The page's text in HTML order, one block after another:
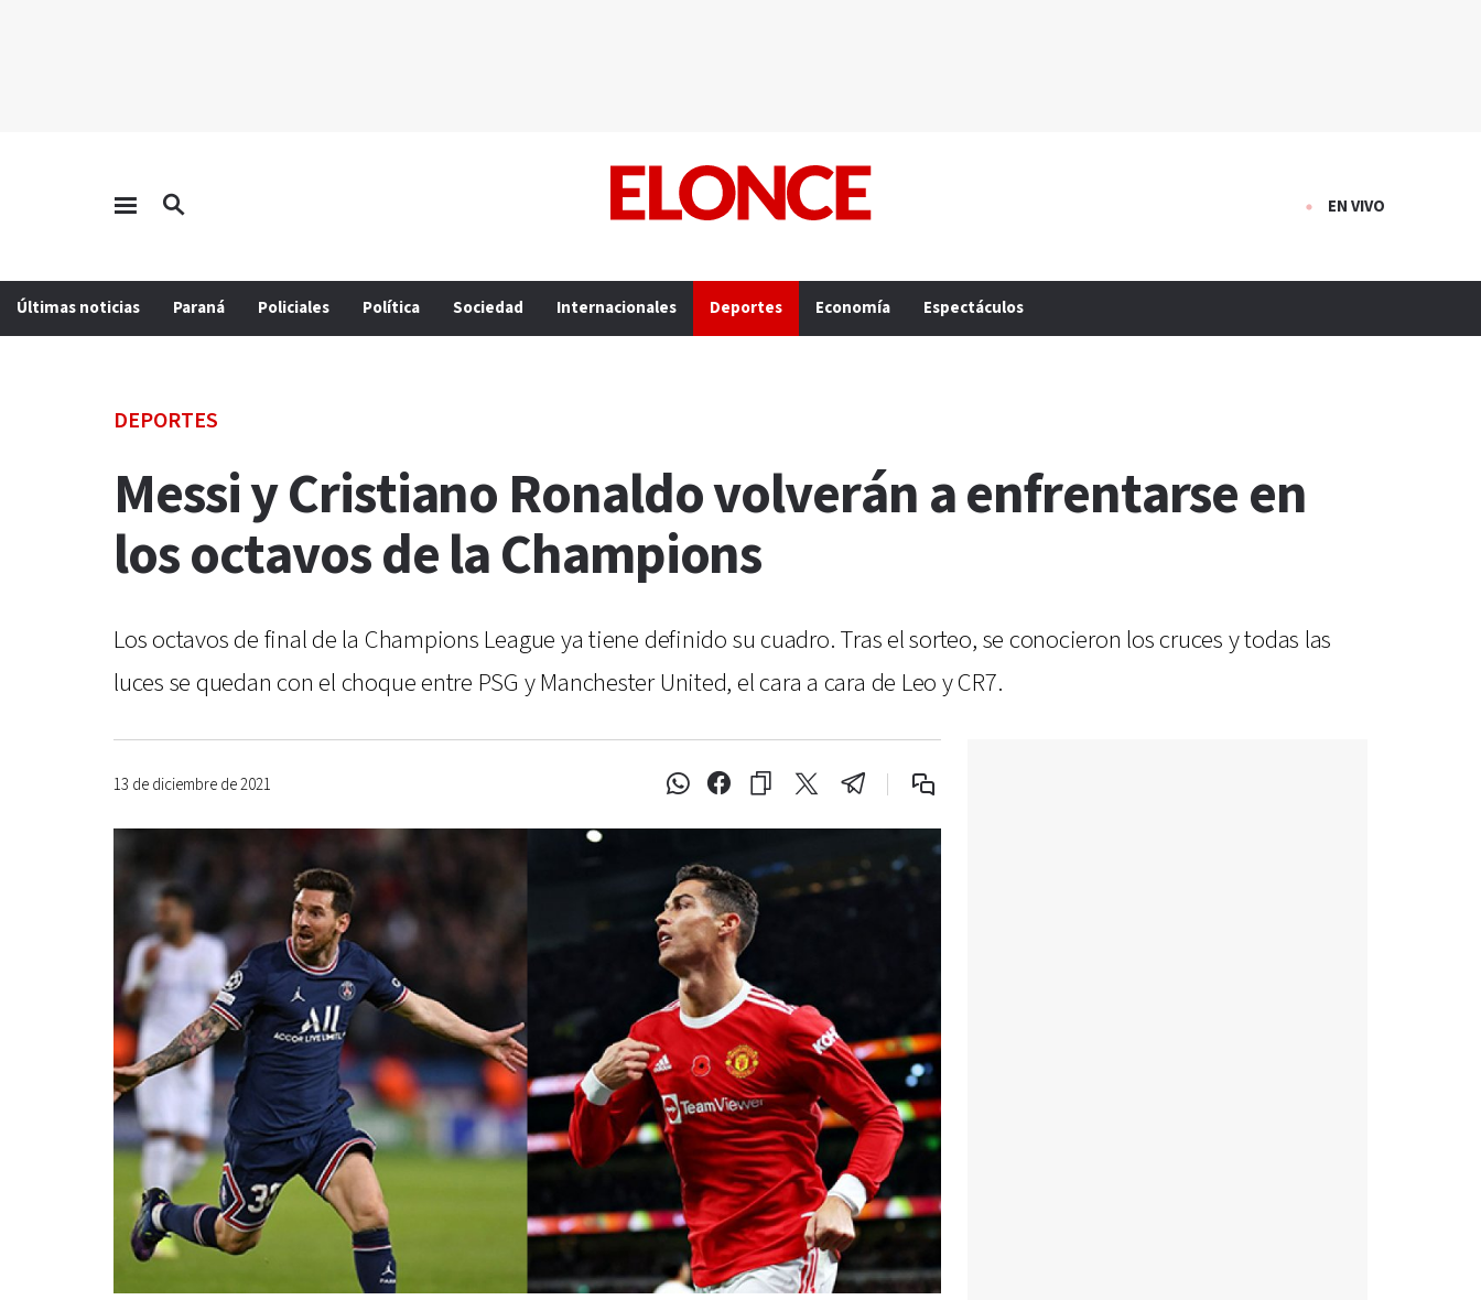
EN VIVO
Últimas noticias Paraná Policiales Política Sociedad Internacionales Deportes Economía Espectáculos
DEPORTES
Messi y Cristiano Ronaldo volverán a enfrentarse en
los octavos de la Champions
Los octavos de final de la Champions League ya tiene definido su cuadro. Tras el sorteo, se conocieron los cruces y todas las
luces se quedan con el choque entre PSG y Manchester United, el cara a cara de Leo y CR7.
13 de diciembre de 2021